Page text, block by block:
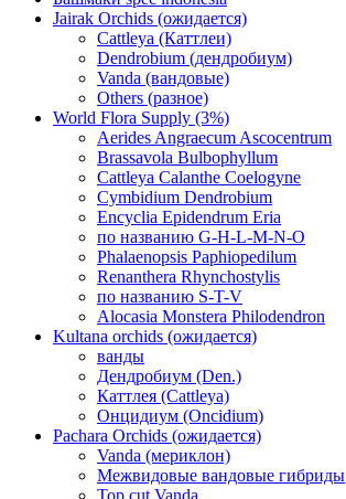
Jairak Orchids (ожидается)
Cattleya (Каттлеи)
Dendrobium (дендробиум)
Vanda (вандовые)
Others (разное)
World Flora Supply (3%)
Aerides Angraecum Ascocentrum
Brassavola Bulbophyllum
Cattleya Calanthe Coelogyne
Cymbidium Dendrobium
Encyclia Epidendrum Eria
по названию G-H-L-M-N-O
Phalaenopsis Paphiopedilum
Renanthera Rhynchostylis
по названию S-T-V
Alocasia Monstera Philodendron
Kultana orchids (ожидается)
ванды
Дендробиум (Den.)
Каттлея (Cattleya)
Онцидиум (Oncidium)
Pachara Orchids (ожидается)
Vanda (мериклон)
Межвидовые вандовые гибриды
Top cut Vanda